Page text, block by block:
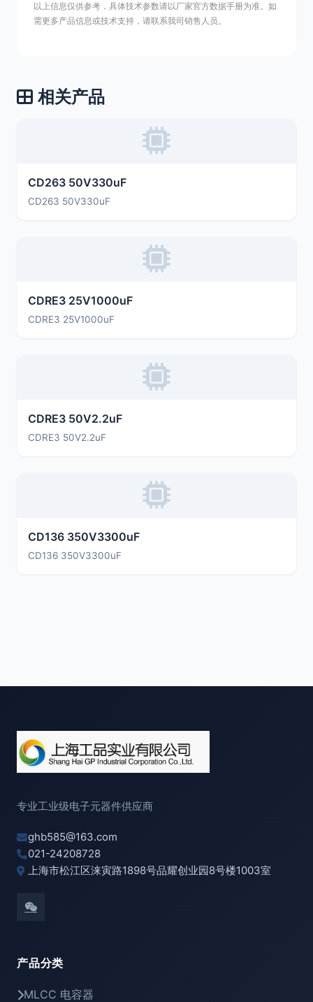
以上信息仅供参考，具体技术参数请以厂家官方数据手册为准。如
需更多产品信息或技术支持，请联系我司销售人员。
相关产品
CD263 50V330uF
CD263 50V330uF
CDRE3 25V1000uF
CDRE3 25V1000uF
CDRE3 50V2.2uF
CDRE3 50V2.2uF
CD136 350V3300uF
CD136 350V3300uF
专业工业级电子元器件供应商
ghb585@163.com
021-24208728
上海市松江区涞寅路1898号品耀创业园8号楼1003室
产品分类
MLCC 电容器